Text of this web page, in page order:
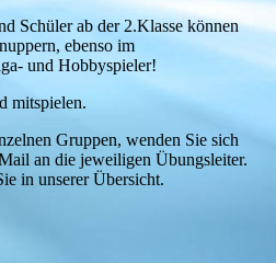
Schüler ab der 2.Klasse können
ebenso im
und Hobbyspieler!
mitspielen.
Gruppen, wenden Sie sich
an die jeweiligen Übungsleiter.
in unserer Übersicht.